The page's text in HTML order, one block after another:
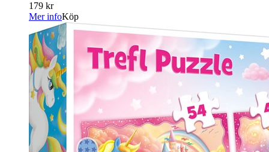
179 kr
Mer infoKöp